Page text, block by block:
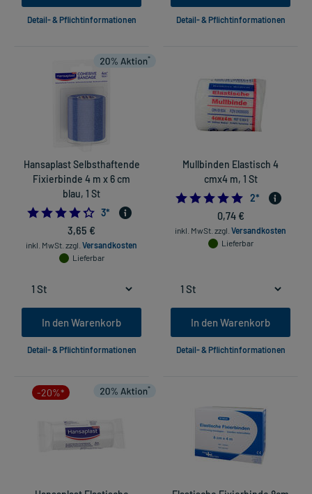
Detail- & Pflichtinformationen Detail- & Pflichtinformationen
Hansaplast Selbsthaftende
Fixierbinde 4 m x 6 cm
blau, 1 St
4.333333333333333
3*
3,65 €
inkl. MwSt. zzgl. Versandkosten
Lieferbar
In den Warenkorb
Detail- & Pflichtinformationen
Mullbinden Elastisch 4
cmx4 m, 1 St
5.0
2*
0,74 €
inkl. MwSt. zzgl. Versandkosten
Lieferbar
In den Warenkorb
Detail- & Pflichtinformationen
-20%*